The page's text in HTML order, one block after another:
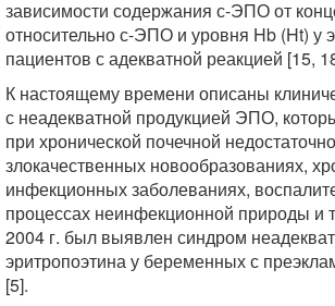
зависимости содержания с-ЭПО от
относительно с-ЭПО и уровня Hb (Ht) у
пациентов с адекватной реакцией [15,
К настоящему времени описаны
с неадекватной продукцией ЭПО,
при хронической почечной
злокачественных новообразованиях,
инфекционных заболеваниях,
процессах неинфекционной природы и
2004 г. был выявлен синдром
эритропоэтина у беременных с
[5].